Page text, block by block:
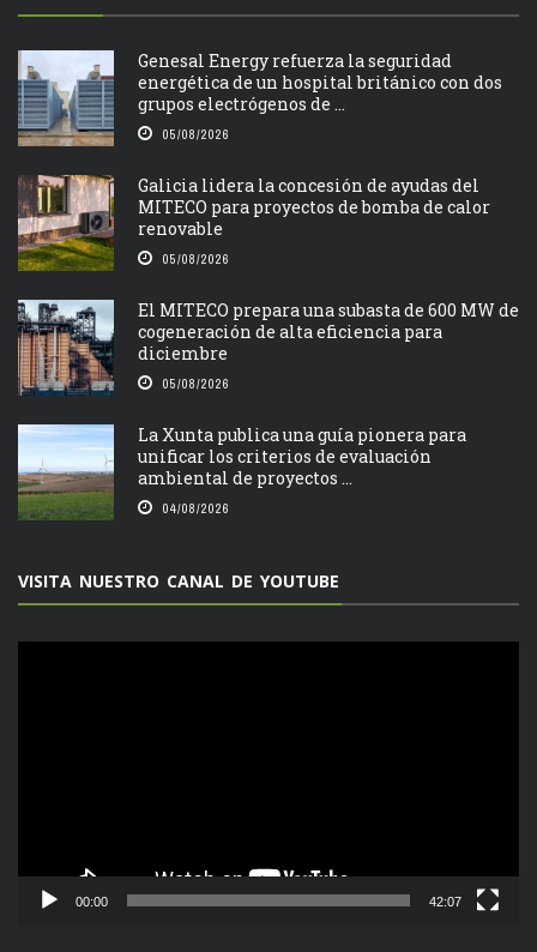
Genesal Energy refuerza la seguridad
energética de un hospital británico con dos
grupos electrógenos de ...
05/08/2026
Galicia lidera la concesión de ayudas del
MITECO para proyectos de bomba de calor
renovable
05/08/2026
El MITECO prepara una subasta de 600 MW de
cogeneración de alta eficiencia para
diciembre
05/08/2026
La Xunta publica una guía pionera para
unificar los criterios de evaluación
ambiental de proyectos ...
04/08/2026
VISITA NUESTRO CANAL DE YOUTUBE
00:00 42:07